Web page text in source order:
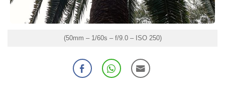
(50mm – 1/60s – f/9.0 – ISO 250)